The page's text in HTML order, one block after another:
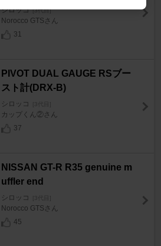
シロッコ [3代目]
Norocco GTSさん
31
PIVOT DUAL GAUGE RSブー
スト計(DRX-B)
シロッコ
カップくん②さん
37
NISSAN GT-R R35 genuine m
uffler end
シロッコ
Norocco GTSさん
45